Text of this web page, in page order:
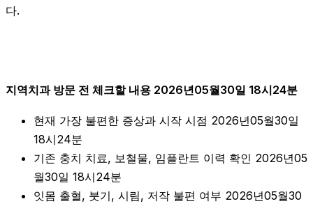
다.
지역치과 방문 전 체크할 내용 2026년05월30일 18시24분
현재 가장 불편한 증상과 시작 시점 2026년05월30일
18시24분
기존 충치 치료, 보철물, 임플란트 이력 확인 2026년05
월30일 18시24분
잇몸 출혈, 붓기, 시림, 저작 불편 여부 2026년05월30